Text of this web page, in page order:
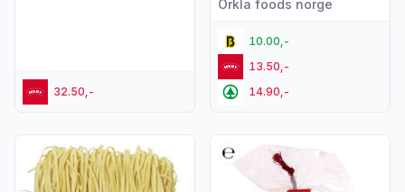
32.50,-
Orkla foods norge
10.00,-
13.50,-
14.90,-
Vis flere detaljer for produktet "Goreng Nudler 200g Bali
Vis flere detaljer for